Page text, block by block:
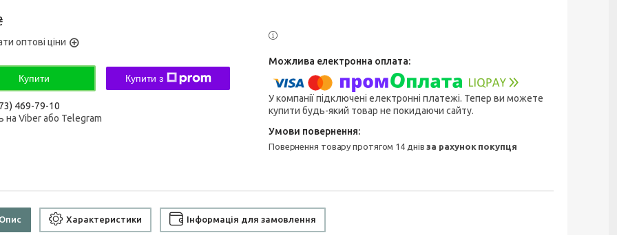
оптові ціни
Купити Купити з
469-79-10
на Viber або Telegram
У компанії підключені електронні платежі. Тепер ви можете
купити будь-який товар не покидаючи сайту.
повернення товару протягом 14 днівза рахунок покупця
Опис Характеристики Інформація для замовлення